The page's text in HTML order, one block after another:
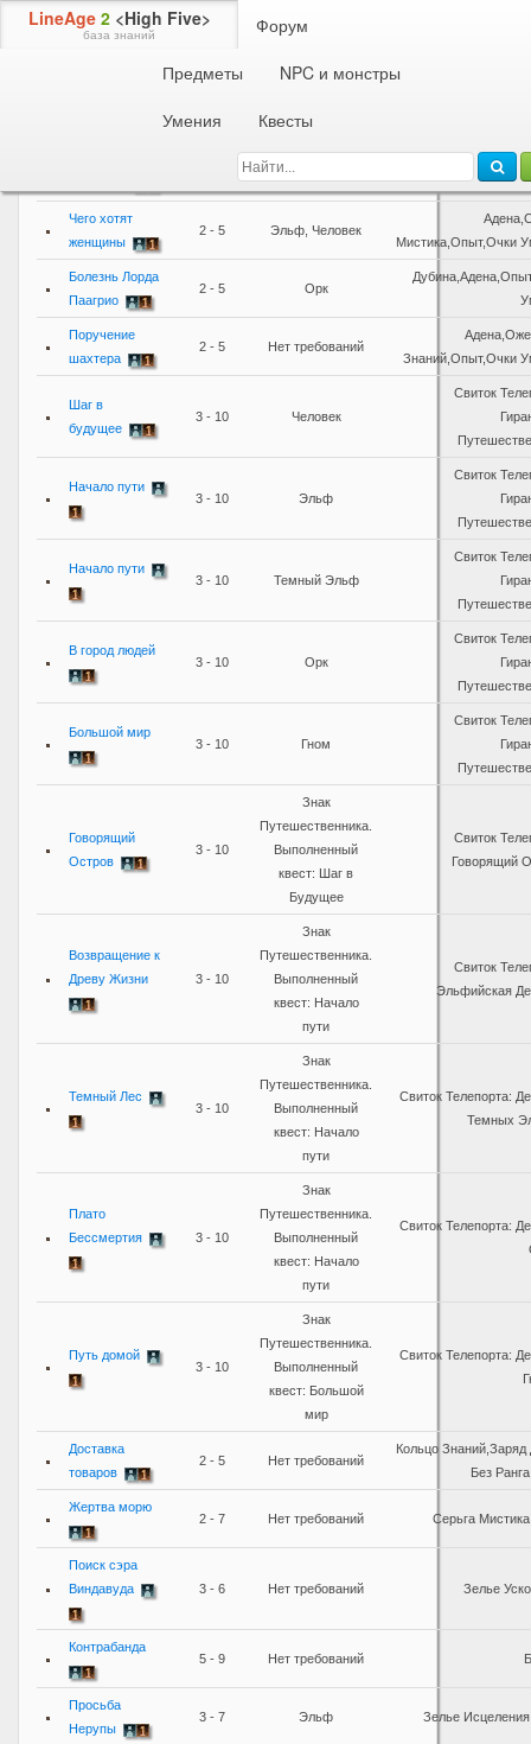
LineAge 2 <High Five>
база знаний
Форум
Предметы
NPC и монстры
Умения
Квесты
Уровень Требования
Нет требований
Знаний,Опыт,Очки
Чего хотят
женщины
2 - 5 Эльф, Человек
Мистика,Опыт,Очки
Болезнь Лорда
Паагрио
2 - 5 Орк
Поручение
шахтера
2 - 5 Нет требований
Знаний,Опыт,Очки
Шаг в
будущее
3 - 10 Человек
Свиток
Начало пути
3 - 10
Эльф
Свиток
Начало пути
3 - 10
Темный Эльф
Свиток
В город людей
3 - 10
Орк
Свиток
Большой мир
3 - 10
Гном
Свиток
Говорящий
Остров
3 - 10
Знак
Путешественника.
Выполненный
квест: Шаг в
Будущее
Свиток
Говорящий
Возвращение к
Древу Жизни
3 - 10
Знак
Путешественника.
Выполненный
квест: Начало
пути
Свиток
Эльфийская
Темный Лес
3 - 10
Знак
Путешественника.
Выполненный
квест: Начало
пути
Свиток Телепорта:
Темных
Плато
Бессмертия
3 - 10
Знак
Путешественника.
Выполненный
квест: Начало
пути
Свиток Телепорта:
Путь домой
3 - 10
Знак
Путешественника.
Выполненный
квест: Большой
мир
Свиток Телепорта:
Доставка
товаров
2 - 5 Нет требований
Кольцо
Без
Жертва морю
2 - 7
Нет требований Серьга
Поиск сэра
Виндавуда
3 - 6 Нет требований Зелье
Контрабанда
5 - 9
Нет требований
Просьба
Нерупы
3 - 7 Эльф Зелье